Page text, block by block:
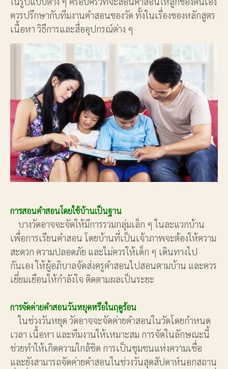
ควรปรึกษากับทีมงานคำสอนของวัด ทั้งในเรื่องของหลักสูตร
เนื้อหา วิธีการและสื่ออุปกรณ์ต่าง ๆ
การสอนคำสอนโดยใช้บ้านเป็นฐาน
บางวัดอาจจะจัดให้มีการรวมกลุ่มเล็ก ๆ ในละแวกบ้าน
เพื่อการเรียนคำสอน โดยบ้านที่เป็นเจ้าภาพจะต้องให้ความ
สะดวก ความปลอดภัย และไม่ควรให้เด็ก ๆ เดินทางไป
กันเอง ให้ผู้อภิบาลจัดส่งครูคำสอนไปสอนตามบ้าน และควร
เยี่ยมเยือนให้กำลังใจ ติดตามผลเป็นระยะ
การจัดค่ายคำสอนวันหยุดหรือในฤดูร้อน
ในช่วงวันหยุด วัดอาจจะจัดค่ายคำสอนในวัดโดยกำหนด
เวลา เนื้อหา และทีมงานให้เหมาะสม การจัดในลักษณะนี้
ช่วยทำให้เกิดความใกล้ชิด การเป็นชุมชนแห่งความเชื่อ
และยังสามารถจัดค่ายคำสอนในช่วงวันสุดสัปดาห์นอกสถาน